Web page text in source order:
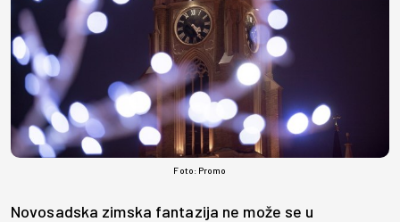
Foto: Promo
Novosadska zimska fantazija ne može se u